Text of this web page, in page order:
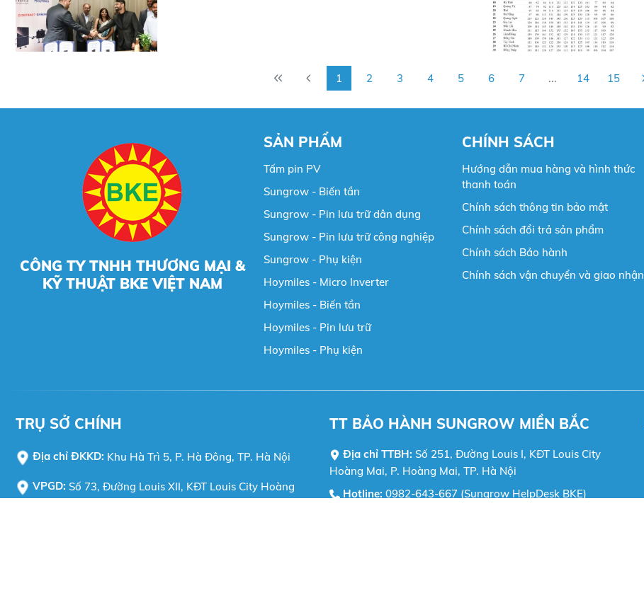
1 2 3 4 5 6 7 ... 14 15
CÔNG TY TNHH THƯƠNG MẠI &
KỸ THUẬT BKE VIỆT NAM
SẢN PHẨM
Tấm pin PV
Sungrow - Biến tần
Sungrow - Pin lưu trữ dân dụng
Sungrow - Pin lưu trữ công nghiệp
Sungrow - Phụ kiện
Hoymiles - Micro Inverter
Hoymiles - Biến tần
Hoymiles - Pin lưu trữ
Hoymiles - Phụ kiện
CHÍNH SÁCH
Hướng dẫn mua hàng và hình thức
thanh toán
Chính sách thông tin bảo mật
Chính sách đổi trả sản phẩm
Chính sách Bảo hành
Chính sách vận chuyển và giao nhận
TRỤ SỞ CHÍNH
Địa chỉ ĐKKD: Khu Hà Trì 5, P. Hà Đông, TP. Hà Nội
VPGD: Số 73, Đường Louis XII, KĐT Louis City Hoàng
TT BẢO HÀNH SUNGROW MIỀN BẮC
Địa chỉ TTBH: Số 251, Đường Louis I, KĐT Louis City
Hoàng Mai, P. Hoàng Mai, TP. Hà Nội
Hotline: 0982-643-667 (Sungrow HelpDesk BKE)